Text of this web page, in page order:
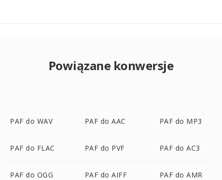
Powiązane konwersje
PAF do WAV PAF do AAC PAF do MP3
PAF do FLAC PAF do PVF PAF do AC3
PAF do OGG PAF do AIFF PAF do AMR